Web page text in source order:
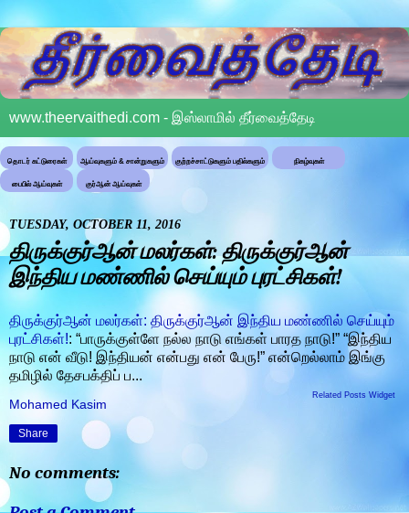
www.theervaithedi.com - இஸ்லாமில் தீர்வைத்தேடி
தொடர் கட்டுரைகள் ஆய்வுகளும் & சான்றுகளும் குற்றச்சாட்டுகளும் பதில்களும் நிகழ்வுகள்
பைபில் ஆய்வுகள் குர்ஆன் ஆய்வுகள்
TUESDAY, OCTOBER 11, 2016
திருக்குர்ஆன் மலர்கள்: திருக்குர்ஆன்
இந்திய மண்ணில் செய்யும் புரட்சிகள்!
திருக்குர்ஆன் மலர்கள்: திருக்குர்ஆன் இந்திய மண்ணில் செய்யும்
புரட்சிகள்!: “பாருக்குள்ளே நல்ல நாடு எங்கள் பாரத நாடு!” “இந்திய
நாடு என் வீடு! இந்தியன் என்பது என் பேரு!” என்றெல்லாம் இங்கு
தமிழில் தேசபக்திப் ப...
Related Posts Widget
Mohamed Kasim
Share
No comments: